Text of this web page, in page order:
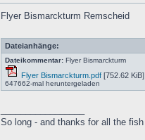
Flyer Bismarckturm Remscheid
Dateianhänge:
Dateikommentar: Flyer Bismarckturm
Flyer Bismarckturm.pdf [752.62 KiB]
647662-mal heruntergeladen
So long - and thanks for all the fish